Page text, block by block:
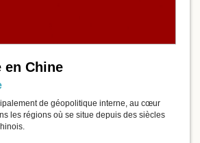
en Chine
de géopolitique interne, au cœur
les régions où se situe depuis des siècles